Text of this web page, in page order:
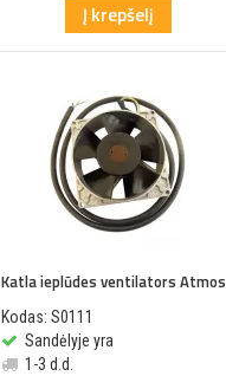
Į krepšelį
Katla ieplūdes ventilators Atmos
Kodas: S0111
Sandėlyje yra
1-3 d.d.